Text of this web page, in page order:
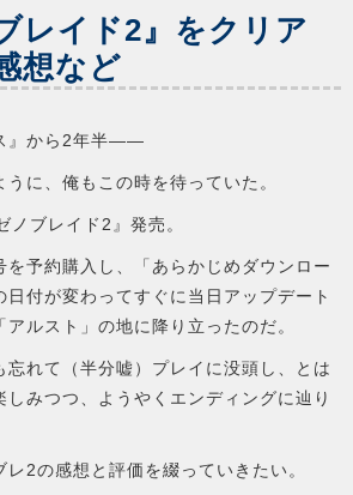
レイド2』をクリア
想など
』から2年半――
に、俺もこの時を待っていた。
ブレイド2』発売。
を予約購入し、「あらかじめダウンロー
日付が変わってすぐに当日アップデート
ルスト」の地に降り立ったのだ。
忘れて（半分嘘）プレイに没頭し、とは
しみつつ、ようやくエンディングに辿り
2の感想と評価を綴っていきたい。